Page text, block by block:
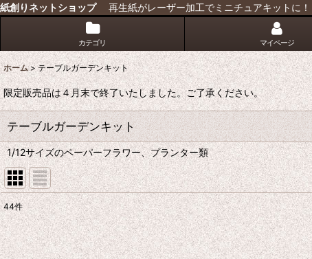
紙創りネットショップ再生紙がレーザー加工でミニチュアキットに！
カテゴリ マイページ
ホーム > テーブルガーデンキット
限定販売品は４月末で終了いたしました。ご了承ください。
テーブルガーデンキット
1/12サイズのペーパーフラワー、プランター類
サブカテゴリ
44件